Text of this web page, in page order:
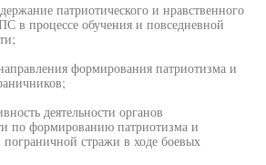
патриотического и нравственного
в процессе обучения и повседневной
формирования патриотизма и
деятельности органов
по формированию патриотизма и
пограничной стражи в ходе боевых